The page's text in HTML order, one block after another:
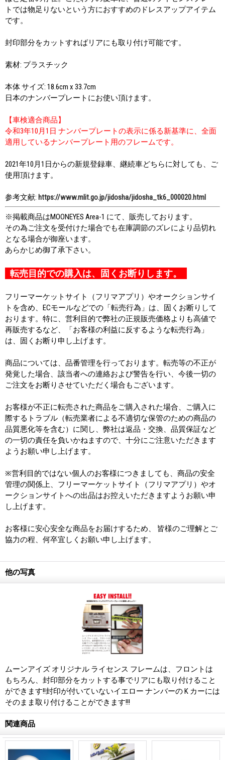
トでは物足りないという方におすすめのドレスアップアイテム
です。
封印部分をカットすればリアにも取り付け可能です。
素材: プラスチック
本体 サイズ: 18.6cm x 33.7cm
日本のナンバープレートにお使い頂けます。
【車検適合商品】
令和3年10月1日 ナンバープレートの表示に係る新基準に、全面
適用しているナンバープレート用のフレームです。
2021年10月1日からの新規登録車、継続車どちらに対しても、ご
使用頂けます。
参考文献: https://www.mlit.go.jp/jidosha/jidosha_tk6_000020.html
※掲載商品はMOONEYES Area-1 にて、販売しております。
その為ご注文を受付けた場合でも在庫調節のズレにより品切れ
となる場合が御座います。
あらかじめ御了承下さい。
転売目的での購入は、固くお断りします。
フリーマーケットサイト（フリマアプリ）やオークションサイ
トを含め、ECモールなどでの「転売行為」は、固くお断りして
おります。特に、営利目的で弊社の正規販売価格よりも高値で
再販売するなど、「お客様の利益に反するような転売行為」
は、固くお断り申し上げます。
商品については、品番管理を行っております。転売等の不正が
発覚した場合、該当者への連絡および警告を行い、今後一切の
ご注文をお断りさせていただく場合もございます。
お客様が不正に転売された商品をご購入された場合、ご購入に
際するトラブル（転売業者による不適切な保管のための商品の
品質悪化等を含む）に関し、弊社は返品・交換、品質保証など
の一切の責任を負いかねますので、十分にご注意いただきます
ようお願い申し上げます。
※営利目的ではない個人のお客様につきましても、商品の安全
管理の関係上、フリーマーケットサイト（フリマアプリ）やオ
ークションサイトへの出品はお控えいただきますようお願い申
し上げます。
お客様に安心安全な商品をお届けするため、 皆様のご理解とご
協力の程、何卒宜しくお願い申し上げます。
他の写真
ムーンアイズ オリジナル ライセンス フレームは、フロントは
もちろん、封印部分をカットする事でリアにも取り付けること
ができます!!封印が付いていないイエロー ナンバーの K カーには
そのまま取り付けることができます!!!
関連商品